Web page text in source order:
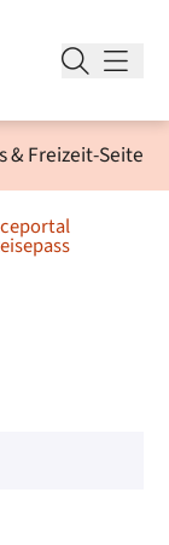
& Freizeit-Seite